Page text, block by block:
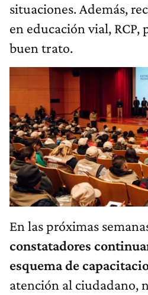
situaciones. Además,
en educación vial,
buen trato.
En las próximas
constatadores
esquema de
atención al ciudadano,